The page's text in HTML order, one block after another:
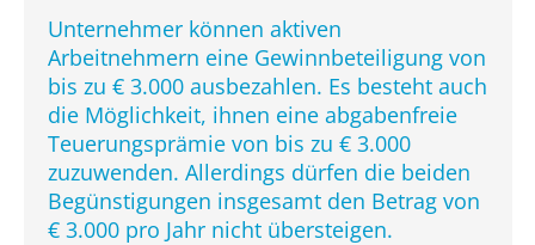
Unternehmer können aktiven
Arbeitnehmern eine Gewinnbeteiligung von
bis zu € 3.000 ausbezahlen. Es besteht auch
die Möglichkeit, ihnen eine abgabenfreie
Teuerungsprämie von bis zu € 3.000
zuzuwenden. Allerdings dürfen die beiden
Begünstigungen insgesamt den Betrag von
€ 3.000 pro Jahr nicht übersteigen.